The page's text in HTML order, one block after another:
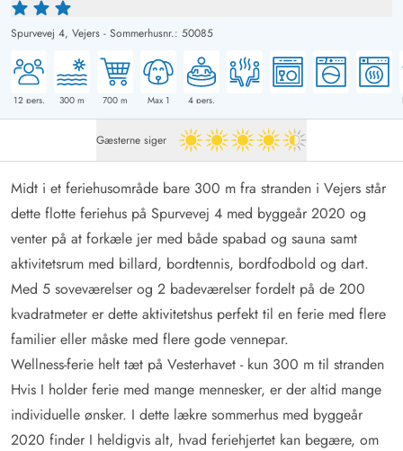
Spurvevej 4, Vejers - Sommerhusnr.: 50085
12 pers. 300 m 700 m Max 1 4 pers.
Gæsterne siger 4.5 ud af 5
Midt i et feriehusområde bare 300 m fra stranden i Vejers står
dette flotte feriehus på Spurvevej 4 med byggeår 2020 og
venter på at forkæle jer med både spabad og sauna samt
aktivitetsrum med billard, bordtennis, bordfodbold og dart.
Med 5 soveværelser og 2 badeværelser fordelt på de 200
kvadratmeter er dette aktivitetshus perfekt til en ferie med flere
familier eller måske med flere gode vennepar.
Wellness-ferie helt tæt på Vesterhavet - kun 300 m til stranden
Hvis I holder ferie med mange mennesker, er der altid mange
individuelle ønsker. I dette lækre sommerhus med byggeår
2020 finder I heldigvis alt, hvad feriehjertet kan begære, om